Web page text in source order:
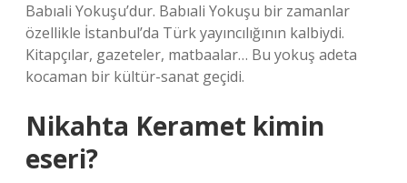
Babıali Yokuşu’dur. Babıali Yokuşu bir zamanlar
özellikle İstanbul’da Türk yayıncılığının kalbiydi.
Kitapçılar, gazeteler, matbaalar… Bu yokuş adeta
kocaman bir kültür-sanat geçidi.
Nikahta Keramet kimin
eseri?